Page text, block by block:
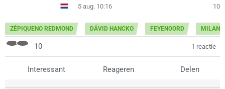
5 aug. 10:16 10
ZÉPIQUENO REDMOND DÁVID HANCKO FEYENOORD MILAN
10 1 reactie
Interessant Reageren Delen